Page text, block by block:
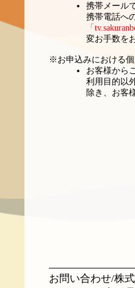
携帯メール
携帯電話へ
「
変お手数を
※お申込みにおける
お客様から
利用目的以
除き、お客
お問い合わせ/株